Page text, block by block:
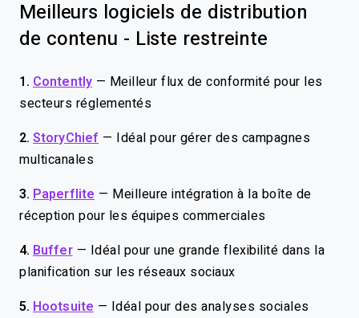
Meilleurs logiciels de distribution
de contenu - Liste restreinte
1. Contently — Meilleur flux de conformité pour les
secteurs réglementés
2. StoryChief —
Idéal pour gérer des campagnes
multicanales
3. Paperflite — Meilleure intégration à la boîte de
réception pour les équipes commerciales
4. Buffer —
Idéal pour une grande flexibilité dans la
planification sur les réseaux sociaux
5. Hootsuite —
Idéal pour des analyses sociales